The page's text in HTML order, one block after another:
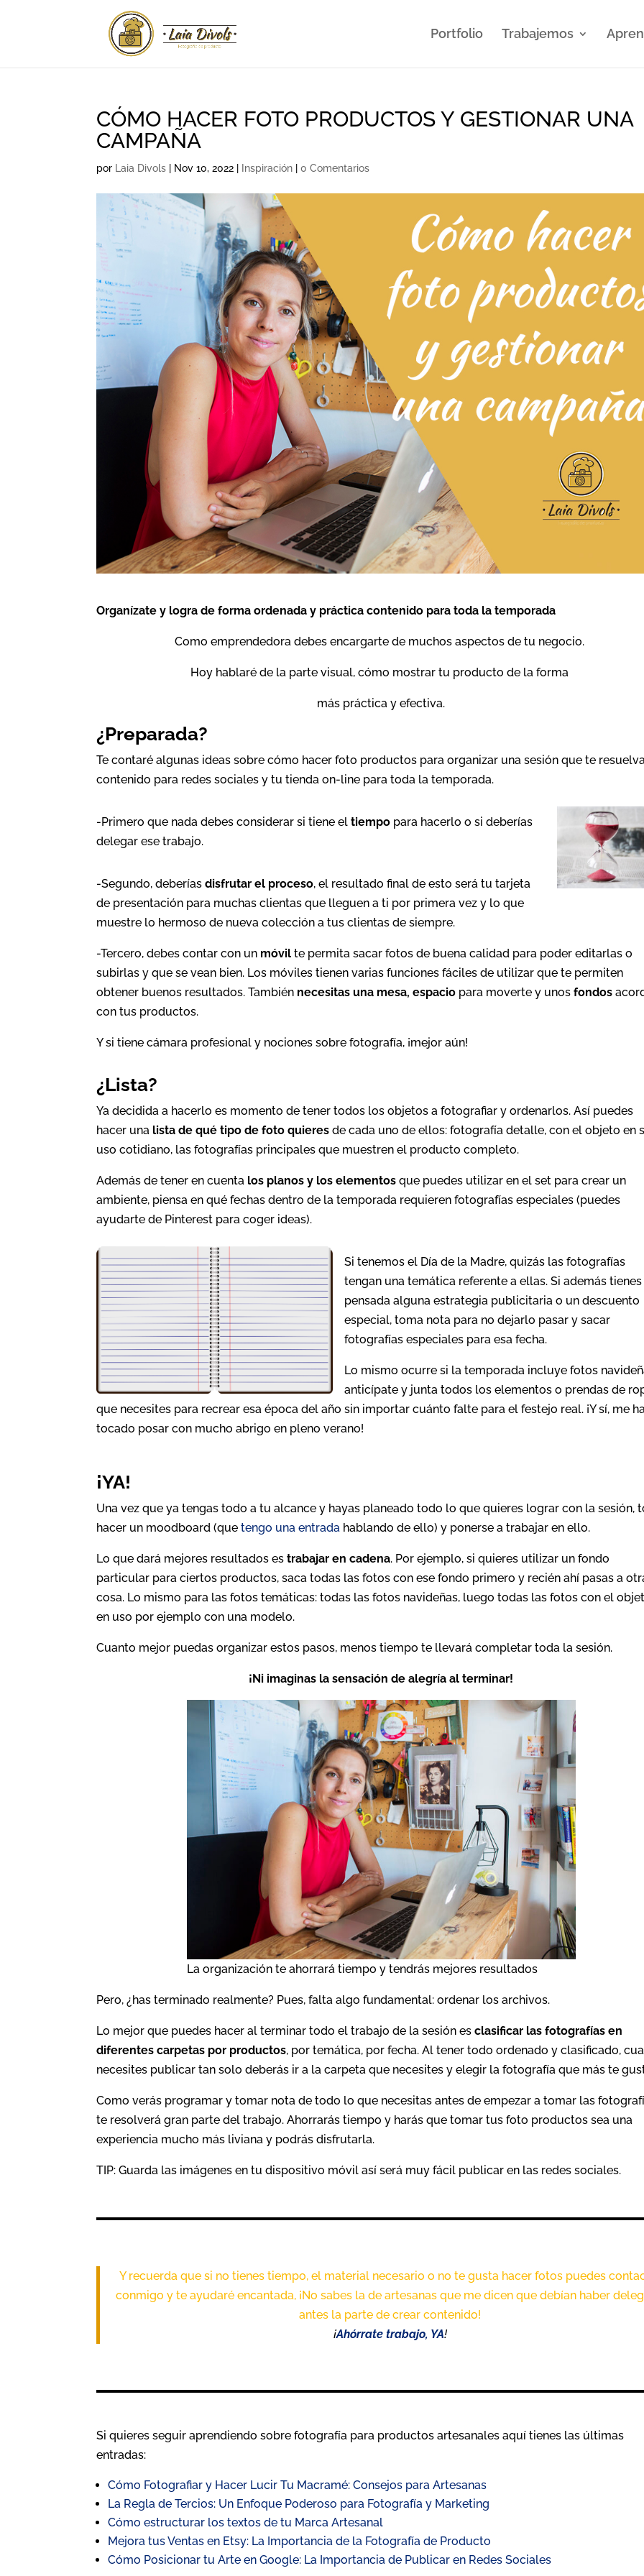
Portfolio Trabajemos
CÓMO HACER FOTO PRODUCTOS Y GESTIONAR UNA
CAMPAÑA
por Laia Divols Nov 10, 2022 Inspiración |0 Comentarios
Organízate y logra de forma ordenada y práctica contenido para toda la temporada
Como emprendedora debes encargarte de muchos aspectos de tu negocio.
Hoy hablaré de la parte visual, cómo mostrar tu producto de la forma
más práctica y efectiva.
¿Preparada?
Te contaré algunas ideas sobre cómo hacer foto productos para organizar una sesión que te
contenido para redes sociales y tu tienda on-line para toda la temporada.
-Primero que nada debes considerar si tiene eltiempo para hacerlo o si deberías
delegar ese trabajo.
-Segundo, deberíasdisfrutar el proceso, el resultado final de esto será tu tarjeta
de presentación para muchas clientas que lleguen a ti por primera vez y lo que
muestre lo hermoso de nueva colección a tus clientas de siempre.
-Tercero, debes contar con un móvilte permita sacar fotos de buena calidad para poder editarlas o
subirlas y que se vean bien. Los móviles tienen varias funciones fáciles de utilizar que te permiten
obtener buenos resultados. También necesitas una mesa, espacio para moverte y unosfondos
con tus productos.
Y si tiene cámara profesional y nociones sobre fotografía, ¡mejor aún!
¿Lista?
Ya decidida a hacerlo es momento de tener todos los objetos a fotografiar y ordenarlos. Así puedes
hacer una lista de qué tipo de foto quieres de cada uno de ellos: fotografía detalle, con el objeto en
uso cotidiano, las fotografías principales que muestren el producto completo.
Además de tener en cuenta los planos y los elementos que puedes utilizar en el set para crear un
ambiente, piensa en qué fechas dentro de la temporada requieren fotografías especiales (puedes
ayudarte de Pinterest para coger ideas).
Si tenemos el Día de la Madre, quizás las fotografías
tengan una temática referente a ellas. Si además tienes
pensada alguna estrategia publicitaria o un descuento
especial, toma nota para no dejarlo pasar y sacar
fotografías especiales para esa fecha.
Lo mismo ocurre si la temporada incluye fotos
anticípate y junta todos los elementos o prendas de
que necesites para recrear esa época del año sin importar cuánto falte para el festejo real. ¡Y sí, me
tocado posar con mucho abrigo en pleno verano!
¡YA!
Una vez que ya tengas todo a tu alcance y hayas planeado todo lo que quieres lograr con la sesión,
hacer un moodboard (que tengo una entrada hablando de ello) y ponerse a trabajar en ello.
Lo que dará mejores resultados estrabajar en cadena. Por ejemplo, si quieres utilizar un fondo
particular para ciertos productos, saca todas las fotos con ese fondo primero y recién ahí pasas a
cosa. Lo mismo para las fotos temáticas: todas las fotos navideñas, luego todas las fotos con el
en uso por ejemplo con una modelo.
Cuanto mejor puedas organizar estos pasos, menos tiempo te llevará completar toda la sesión.
¡Ni imaginas la sensación de alegría al terminar!
La organización te ahorrará tiempo y tendrás mejores resultados
Pero, ¿has terminado realmente? Pues, falta algo fundamental: ordenar los archivos.
Lo mejor que puedes hacer al terminar todo el trabajo de la sesión esclasificar las fotografías en
diferentes carpetas por productos, por temática, por fecha. Al tener todo ordenado y clasificado,
necesites publicar tan solo deberás ir a la carpeta que necesites y elegir la fotografía que más te
Como verás programar y tomar nota de todo lo que necesitas antes de empezar a tomar las
te resolverá gran parte del trabajo. Ahorrarás tiempo y harás que tomar tus foto productos sea una
experiencia mucho más liviana y podrás disfrutarla.
TIP: Guarda las imágenes en tu dispositivo móvil así será muy fácil publicar en las redes sociales.
Y recuerda que si no tienes tiempo, el material necesario o no te gusta hacer fotos puedes
conmigo y te ayudaré encantada, ¡No sabes la de artesanas que me dicen que debían haber
antes la parte de crear contenido!
¡Ahórrate trabajo, YA!
Si quieres seguir aprendiendo sobre fotografía para productos artesanales aquí tienes las últimas
entradas:
Cómo Fotografiar y Hacer Lucir Tu Macramé: Consejos para Artesanas
La Regla de Tercios: Un Enfoque Poderoso para Fotografía y Marketing
Cómo estructurar los textos de tu Marca Artesanal
Mejora tus Ventas en Etsy: La Importancia de la Fotografía de Producto
Cómo Posicionar tu Arte en Google: La Importancia de Publicar en Redes Sociales